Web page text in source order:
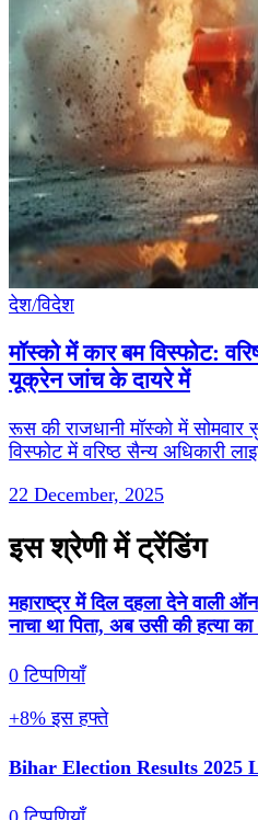
देश/विदेश
मॉस्को में कार बम विस्फोट:
यूक्रेन जांच के दायरे में
रूस की राजधानी मॉस्को में
विस्फोट में वरिष्ठ सैन्य अधिकारी
22 December, 2025
इस श्रेणी में ट्रेंडिंग
महाराष्ट्र में दिल दहला देने वाली
नाचा था पिता, अब उसी की हत्या का
0 टिप्पणियाँ
+8% इस हफ्ते
Bihar Election Results 2025